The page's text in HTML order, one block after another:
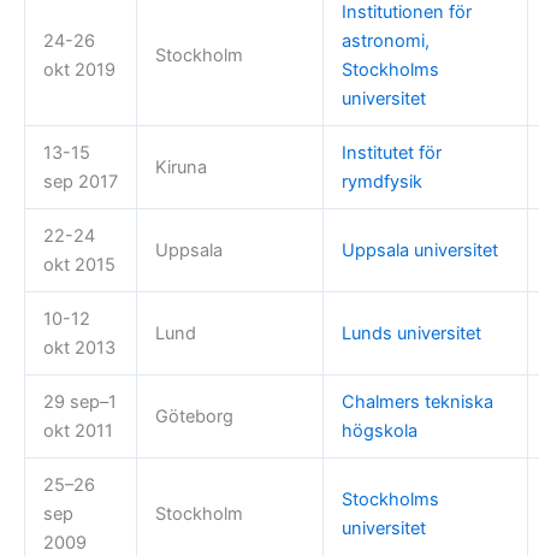
24-26
okt 2019
Stockholm
Institutionen för
astronomi,
Stockholms
universitet
13-15
sep 2017
Kiruna
Institutet för
rymdfysik
22-24
okt 2015
Uppsala Uppsala universitet
10-12
okt 2013
Lund Lunds universitet
29 sep–1
okt 2011
Göteborg
Chalmers tekniska
högskola
25–26
sep
2009
Stockholm
Stockholms
universitet